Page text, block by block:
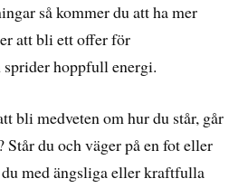
så kommer du att ha mer
att bli ett offer för
hoppfull energi.
bli medveten om hur du står, går
du och väger på en fot eller
med ängsliga eller kraftfulla